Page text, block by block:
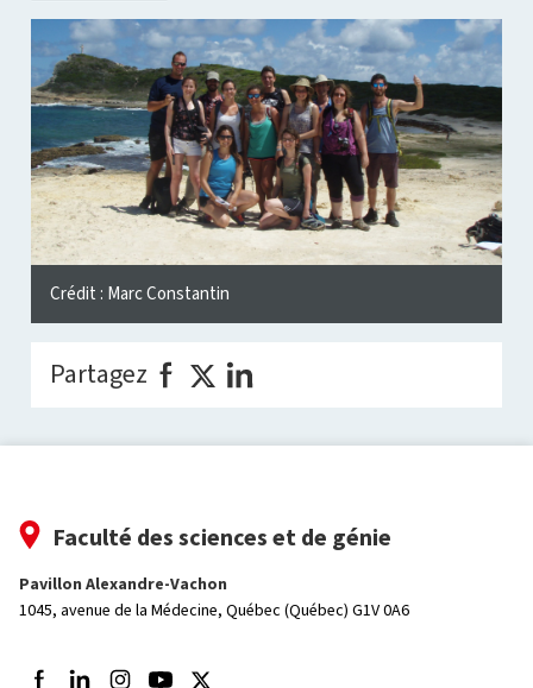
Crédit : Marc Constantin
Partagez
Faculté des sciences et de génie
Pavillon Alexandre-Vachon
1045, avenue de la Médecine, Québec (Québec) G1V 0A6
Suivez-nous sur Facebook
Suivez-nous sur LinkedIn
Suivez-nous sur Instagram
Suivez-nous sur Youtube
Suivez-nous sur Twitter